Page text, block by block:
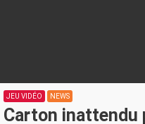
JEU VIDÉO NEWS
Carton inattendu